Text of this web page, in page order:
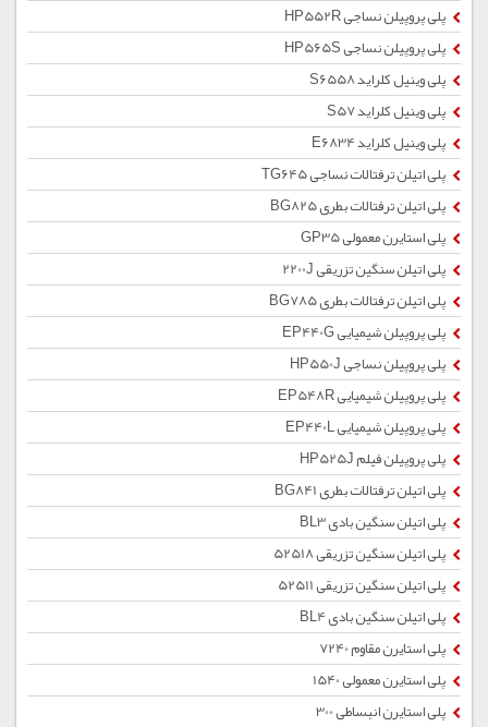
پلی پروپیلن نساجی HP552R
پلی پروپیلن نساجی HP565S
پلی وینیل کلراید S6558
پلی وینیل کلراید S57
پلی وینیل کلراید E6834
پلی اتیلن ترفتالات نساجی TG645
پلی اتیلن ترفتالات بطری BG825
پلی استایرن معمولی GP35
پلی اتیلن سنگین تزریقی 2200J
پلی اتیلن ترفتالات بطری BG785
پلی پروپیلن شیمیایی EP440G
پلی پروپیلن نساجی HP550J
پلی پروپیلن شیمیایی EP548R
پلی پروپیلن شیمیایی EP440L
پلی پروپیلن فیلم HP525J
پلی اتیلن ترفتالات بطری BG841
پلی اتیلن سنگین بادی BL3
پلی اتیلن سنگین تزریقی 52518
پلی اتیلن سنگین تزریقی 52511
پلی اتیلن سنگین بادی BL4
پلی استایرن مقاوم 7240
پلی استایرن معمولی 1540
پلی استایرن انبساطی 300